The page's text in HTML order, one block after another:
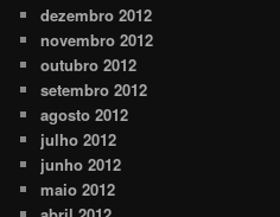
dezembro 2012
novembro 2012
outubro 2012
setembro 2012
agosto 2012
julho 2012
junho 2012
maio 2012